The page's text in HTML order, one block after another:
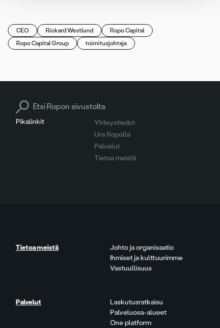
CEO Rickard Westlund
Ropo Capital
Ropo Capital Group
toimitusjohtaja
Pikalinkit
Yhteystiedot
Ura Ropolla
Palvelut
Tietoa meistä
Search for:
Tietoa meistä
Johto ja organisaatio
Ihmiset ja kulttuurimme
Vastuullisuus
Palvelut
Laskutusratkaisu
Palveluosa-alueet
One platform